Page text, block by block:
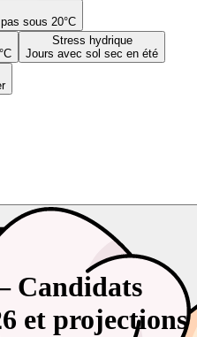
sous 20°C
Stress hydrique
Jours avec sol sec en été
Candidats
et projections